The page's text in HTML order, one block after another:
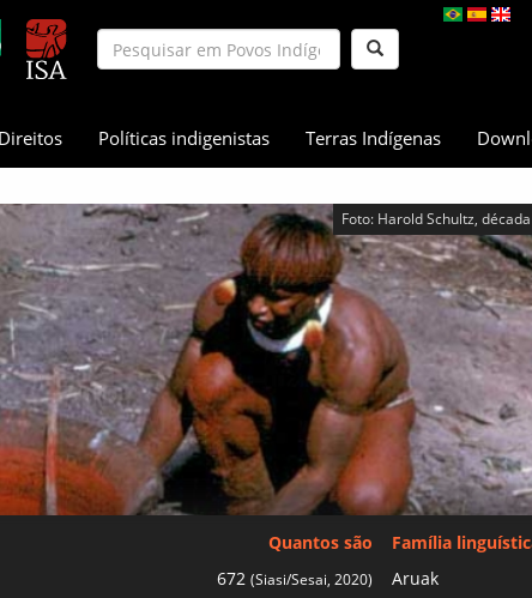
Direitos Políticas indigenistas Terras Indígenas
Foto: Harold Schultz,
Quantos são
672(Siasi/Sesai, 2020)
Família
Aruak